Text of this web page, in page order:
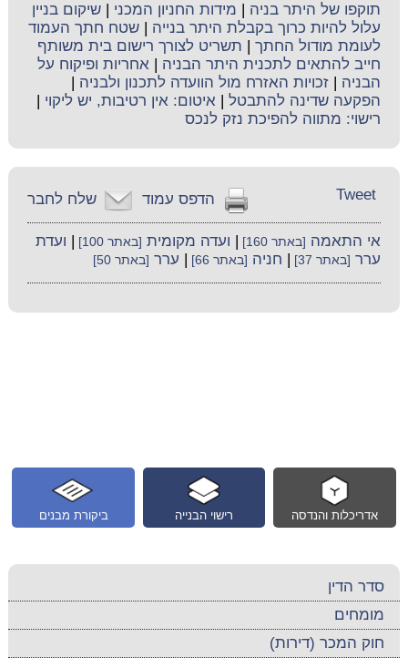
תוקפו של היתר בניה מידות החניון המכני |שיקום בניין
עלול להיות כרוך בקבלת היתר בנייה |שטח חתך העמוד
לעומת מודול החתך
תשריט לצורך רישום בית משותף
חייב להתאים לתכנית היתר הבניה |אחריות ופיקוח על
הבניה |זכויות האזרח מול הוועדה לתכנון ולבניה
הפקעה שדינה להתבטל |איטום: אין רטיבות, יש ליקוי
רישוי: מתווה להפיכת נזק לנכס
שלח לחבר הדפס עמוד Tweet
אי התאמה [באתר 160] ועדה מקומית [באתר 100]
ועדת
ערר [באתר 37] חניה [באתר 66] ערר [באתר 50]
ביקורת מבנים רישוי הבנייה אדריכלות והנדסה
סדר הדין
מומחים
חוק המכר (דירות)